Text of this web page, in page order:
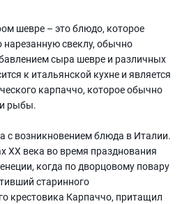
шевре – это блюдо, которое
нарезанную свеклу, обычно
сыра шевре и различных
к итальянской кухне и является
карпаччо, которое обычно
рыбы.
с возникновением блюда в Италии.
XX века во время празднования
когда по дворцовому повару
старинного
крестовика Карпаччо, притащил